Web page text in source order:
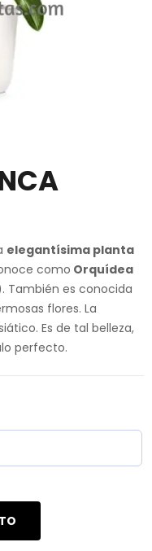
elegantísima planta
como Orquídea
También es conocida
flores. La
Es de tal belleza,
perfecto.